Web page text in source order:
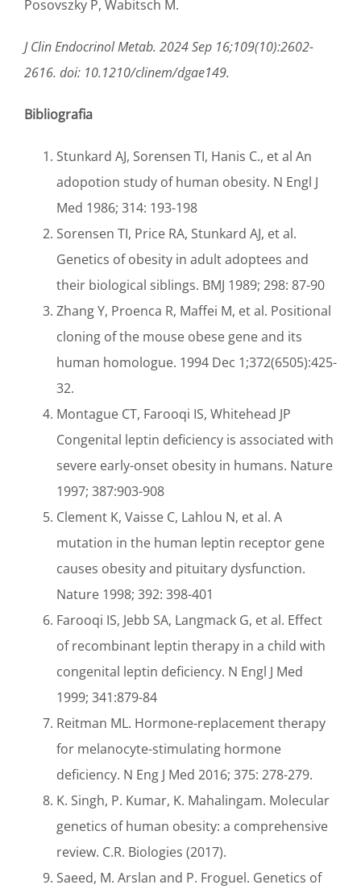
Posovszky P, Wabitsch M.
J Clin Endocrinol Metab. 2024 Sep 16;109(10):2602-
2616. doi: 10.1210/clinem/dgae149.
Bibliografia
Stunkard AJ, Sorensen TI, Hanis C., et al An
adopotion study of human obesity. N Engl J
Med 1986; 314: 193-198
Sorensen TI, Price RA, Stunkard AJ, et al.
Genetics of obesity in adult adoptees and
their biological siblings. BMJ 1989; 298: 87-90
Zhang Y, Proenca R, Maffei M, et al. Positional
cloning of the mouse obese gene and its
human homologue. 1994 Dec 1;372(6505):425-
32.
Montague CT, Farooqi IS, Whitehead JP
Congenital leptin deficiency is associated with
severe early-onset obesity in humans. Nature
1997; 387:903-908
Clement K, Vaisse C, Lahlou N, et al. A
mutation in the human leptin receptor gene
causes obesity and pituitary dysfunction.
Nature 1998; 392: 398-401
Farooqi IS, Jebb SA, Langmack G, et al. Effect
of recombinant leptin therapy in a child with
congenital leptin deficiency. N Engl J Med
1999; 341:879-84
Reitman ML. Hormone-replacement therapy
for melanocyte-stimulating hormone
deficiency. N Eng J Med 2016; 375: 278-279.
K. Singh, P. Kumar, K. Mahalingam. Molecular
genetics of human obesity: a comprehensive
review. C.R. Biologies (2017).
Saeed, M. Arslan and P. Froguel. Genetics of